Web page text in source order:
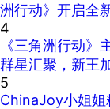
洲行动》开启全
4
《三角洲行动》
群星汇聚，新王
5
ChinaJoy小姐姐